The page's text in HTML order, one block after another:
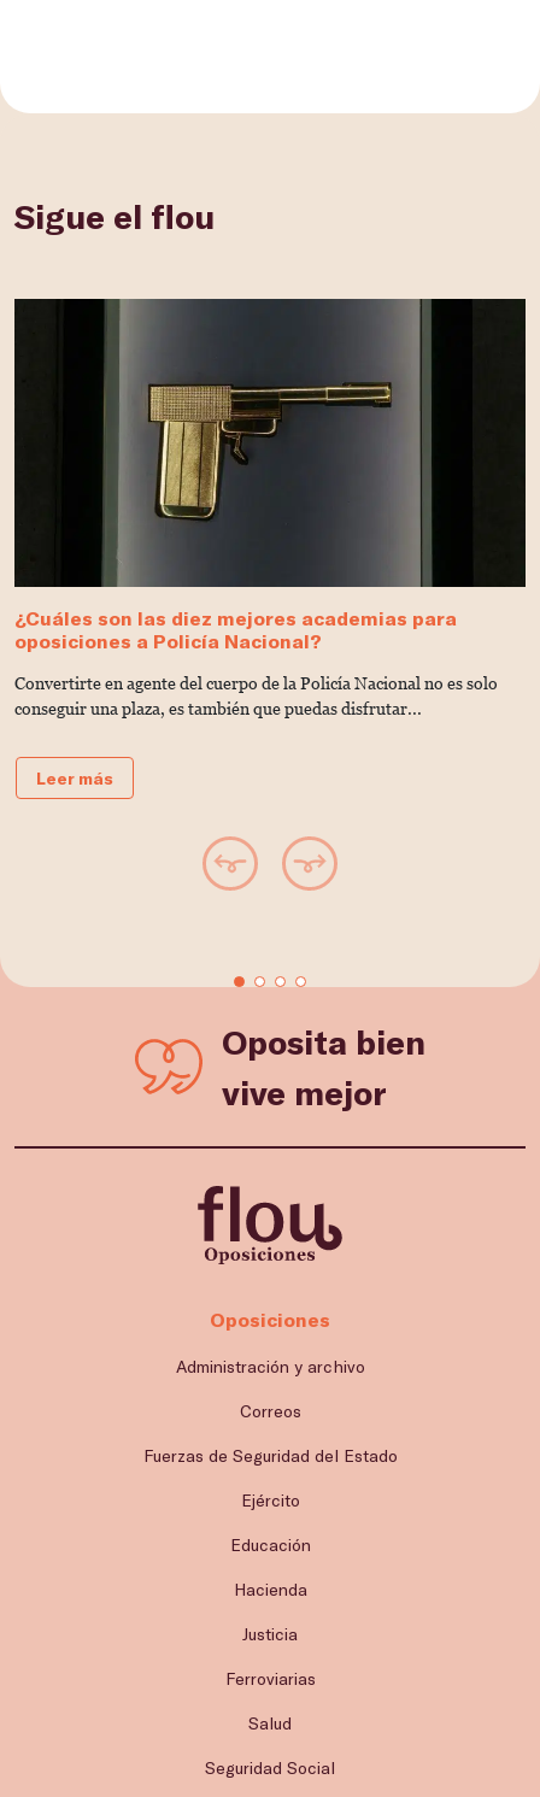
Sigue el flou
¿Cuáles son las diez mejores academias para
oposiciones a Policía Nacional?
Convertirte en agente del cuerpo de la Policía Nacional no es solo
conseguir una plaza, es también que puedas disfrutar...
Leer más
Oposita bien
vive mejor
Oposiciones
Administración y archivo
Correos
Fuerzas de Seguridad del Estado
Ejército
Educación
Hacienda
Justicia
Ferroviarias
Salud
Seguridad Social